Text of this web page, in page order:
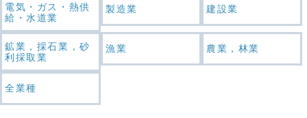
電気・ガス・熱供
給・水道業
製造業 建設業
鉱業，採石業，砂
利採取業
漁業 農業，林業
全業種